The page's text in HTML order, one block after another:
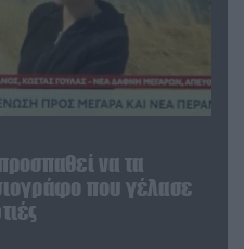
να τα
που γέλασε